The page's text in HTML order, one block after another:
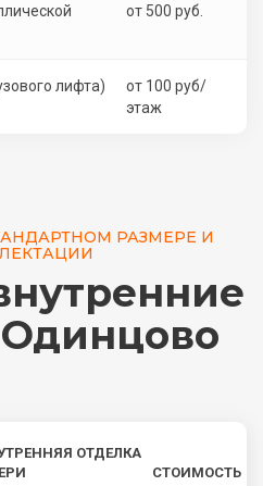
от 500 руб.
лифта)
от 100 руб/
этаж
РАЗМЕРЕ И
ОТДЕЛКА
СТОИМОСТЬ